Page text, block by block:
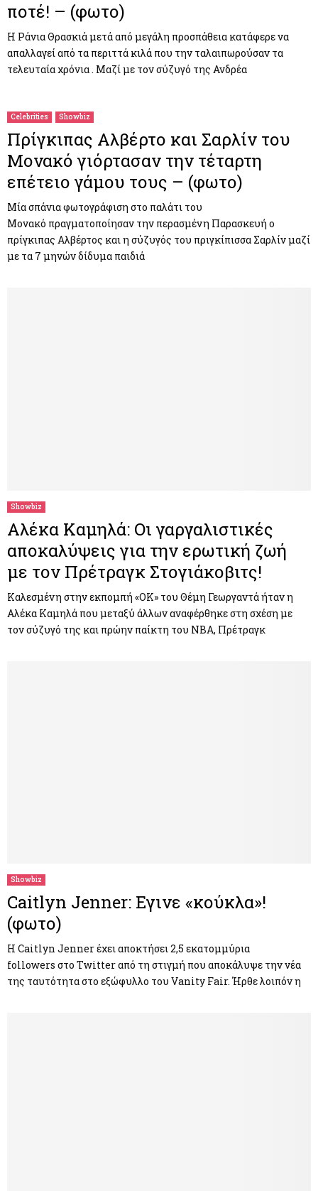
ποτέ! – (φωτο)
Η Ράνια Θρασκιά μετά από μεγάλη προσπάθεια κατάφερε να
απαλλαγεί από τα περιττά κιλά που την ταλαιπωρούσαν τα
τελευταία χρόνια . Μαζί με τον σύζυγό της Ανδρέα
Celebrities Showbiz
Πρίγκιπας Αλβέρτο και Σαρλίν του
Μονακό γιόρτασαν την τέταρτη
επέτειο γάμου τους – (φωτο)
Μία σπάνια φωτογράφιση στο παλάτι του
Μονακό πραγματοποίησαν την περασμένη Παρασκευή ο
πρίγκιπας Αλβέρτος και η σύζυγός του πριγκίπισσα Σαρλίν μαζί
με τα 7 μηνών δίδυμα παιδιά
Showbiz
Αλέκα Καμηλά: Οι γαργαλιστικές
αποκαλύψεις για την ερωτική ζωή
με τον Πρέτραγκ Στογιάκοβιτς!
Καλεσμένη στην εκπομπή «ΟΚ» του Θέμη Γεωργαντά ήταν η
Αλέκα Καμηλά που μεταξύ άλλων αναφέρθηκε στη σχέση με
τον σύζυγό της και πρώην παίκτη του NBA, Πρέτραγκ
Showbiz
Caitlyn Jenner: Εγινε «κούκλα»!
(φωτο)
Η Caitlyn Jenner έχει αποκτήσει 2,5 εκατομμύρια
followers στο Twitter από τη στιγμή που αποκάλυψε την νέα
της ταυτότητα στο εξώφυλλο του Vanity Fair. Ήρθε λοιπόν η